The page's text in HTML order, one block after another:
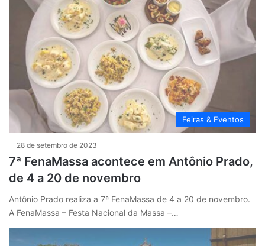
Feiras & Eventos
28 de setembro de 2023
7ª FenaMassa acontece em Antônio Prado,
de 4 a 20 de novembro
Antônio Prado realiza a 7ª FenaMassa de 4 a 20 de novembro.
A FenaMassa – Festa Nacional da Massa –…